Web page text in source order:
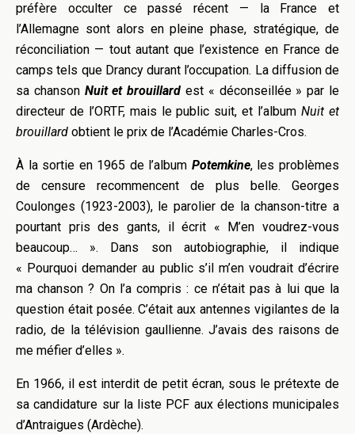
préfère occulter ce passé récent — la France et
l’Allemagne sont alors en pleine phase, stratégique, de
réconciliation — tout autant que l’existence en France de
camps tels que Drancy durant l’occupation. La diffusion de
sa chanson Nuit et brouillard est « déconseillée » par le
directeur de l’ORTF, mais le public suit, et l’albumNuit et
brouillard obtient le prix de l’Académie Charles-Cros.
À la sortie en 1965 de l’album Potemkine, les problèmes
de censure recommencent de plus belle. Georges
Coulonges (1923-2003), le parolier de la chanson-titre a
pourtant pris des gants, il écrit « M’en voudrez-vous
beaucoup… ». Dans son autobiographie, il indique
« Pourquoi demander au public s’il m’en voudrait d’écrire
ma chanson ? On l’a compris : ce n’était pas à lui que la
question était posée. C’était aux antennes vigilantes de la
radio, de la télévision gaullienne. J’avais des raisons de
me méfier d’elles ».
En 1966, il est interdit de petit écran, sous le prétexte de
sa candidature sur la liste PCF aux élections municipales
d’Antraigues (Ardèche).